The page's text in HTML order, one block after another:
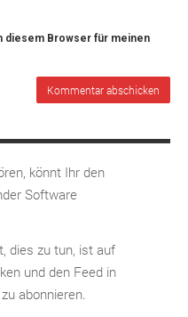
diesem Browser für meinen
könnt Ihr den
Software
dies zu tun, ist auf
und den Feed in
abonnieren.